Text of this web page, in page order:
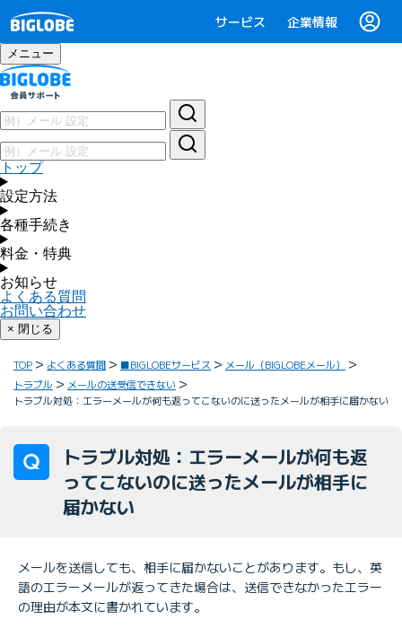
サービス 企業情報
メニュー
トップ
設定方法
各種手続き
料金・特典
お知らせ
よくある質問
お問い合わせ
× 閉じる
TOP よくある質問 ■BIGLOBEサービス
メール（BIGLOBEメール）
トラブル
メールの送受信できない
トラブル対処：エラーメールが何も返ってこないのに送ったメールが相手に届かない
トラブル対処：エラーメールが何も返
ってこないのに送ったメールが相手に
届かない
メールを送信しても、相手に届かないことがあります。もし、英
語のエラーメールが返ってきた場合は、送信できなかったエラー
の理由が本文に書かれています。